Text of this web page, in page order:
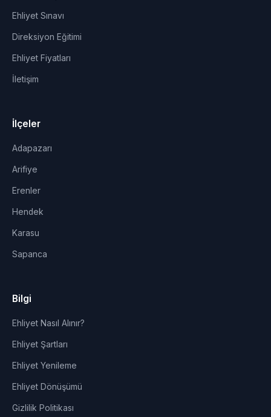
Ehliyet Sınavı
Direksiyon Eğitimi
Ehliyet Fiyatları
İletişim
İlçeler
Adapazarı
Arifiye
Erenler
Hendek
Karasu
Sapanca
Bilgi
Ehliyet Nasıl Alınır?
Ehliyet Şartları
Ehliyet Yenileme
Ehliyet Dönüşümü
Gizlilik Politikası